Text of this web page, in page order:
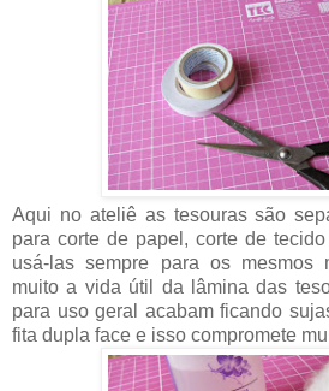
Aqui no ateliê as tesouras são
para corte de papel, corte de
usá-las sempre para os mesmos
muito a vida útil da lâmina das
para uso geral acabam ficando
fita dupla face e isso compromete